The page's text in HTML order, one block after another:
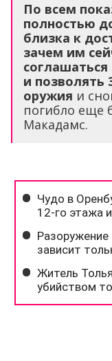
По всем
полностью
близка к
зачем им
и позволять
оружия и
погибло еще
Макадамс.